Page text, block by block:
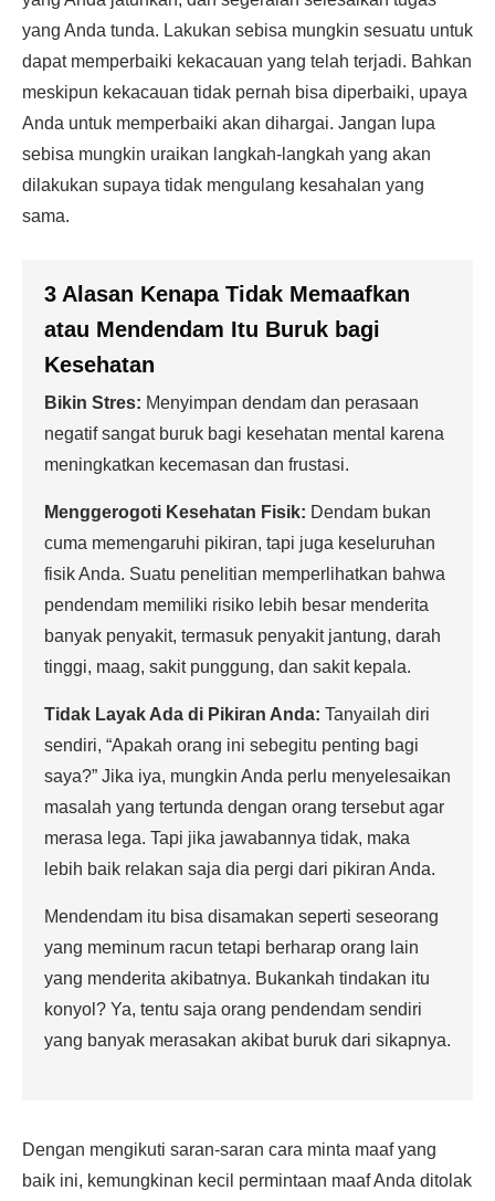
yang Anda tunda. Lakukan sebisa mungkin sesuatu untuk
dapat memperbaiki kekacauan yang telah terjadi. Bahkan
meskipun kekacauan tidak pernah bisa diperbaiki, upaya
Anda untuk memperbaiki akan dihargai. Jangan lupa
sebisa mungkin uraikan langkah-langkah yang akan
dilakukan supaya tidak mengulang kesahalan yang
sama.
3 Alasan Kenapa Tidak Memaafkan
atau Mendendam Itu Buruk bagi
Kesehatan
Bikin Stres: Menyimpan dendam dan perasaan
negatif sangat buruk bagi kesehatan mental karena
meningkatkan kecemasan dan frustasi.
Menggerogoti Kesehatan Fisik: Dendam bukan
cuma memengaruhi pikiran, tapi juga keseluruhan
fisik Anda. Suatu penelitian memperlihatkan bahwa
pendendam memiliki risiko lebih besar menderita
banyak penyakit, termasuk penyakit jantung, darah
tinggi, maag, sakit punggung, dan sakit kepala.
Tidak Layak Ada di Pikiran Anda: Tanyailah diri
sendiri, “Apakah orang ini sebegitu penting bagi
saya?” Jika iya, mungkin Anda perlu menyelesaikan
masalah yang tertunda dengan orang tersebut agar
merasa lega. Tapi jika jawabannya tidak, maka
lebih baik relakan saja dia pergi dari pikiran Anda.
Mendendam itu bisa disamakan seperti seseorang
yang meminum racun tetapi berharap orang lain
yang menderita akibatnya. Bukankah tindakan itu
konyol? Ya, tentu saja orang pendendam sendiri
yang banyak merasakan akibat buruk dari sikapnya.
Dengan mengikuti saran-saran cara minta maaf yang
baik ini, kemungkinan kecil permintaan maaf Anda ditolak